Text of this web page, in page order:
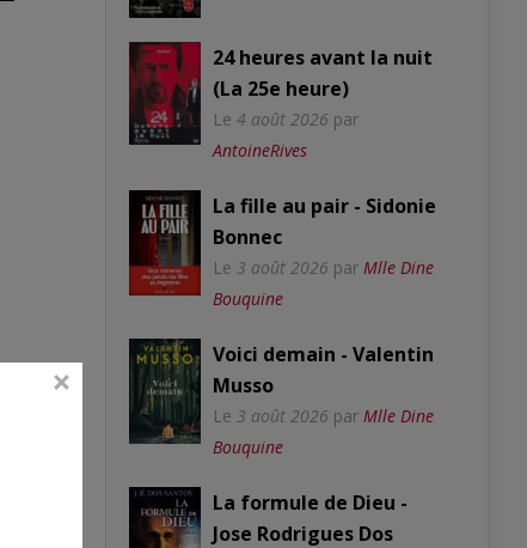
24 heures avant la nuit
(La 25e heure)
Le 4 août 2026 par
AntoineRives
La fille au pair - Sidonie
Bonnec
Le 3 août 2026 par Mlle Dine
Bouquine
Voici demain - Valentin
Musso
Le 3 août 2026 par Mlle Dine
Bouquine
La formule de Dieu -
Jose Rodrigues Dos